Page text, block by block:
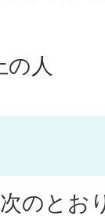
の人
のとお